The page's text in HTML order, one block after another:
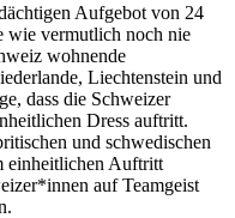
Aufgebot von 24
wie vermutlich noch nie
wohnende
Liechtenstein und
dass die Schweizer
Dress auftritt.
und schwedischen
einheitlichen Auftritt
auf Teamgeist